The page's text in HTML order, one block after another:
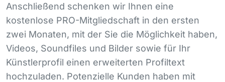
Anschließend schenken wir Ihnen eine
kostenlose PRO-Mitgliedschaft in den ersten
zwei Monaten, mit der Sie die Möglichkeit haben,
Videos, Soundfiles und Bilder sowie für Ihr
Künstlerprofil einen erweiterten Profiltext
hochzuladen. Potenzielle Kunden haben mit